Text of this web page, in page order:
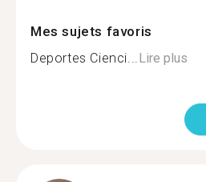
Mes sujets favoris
Deportes Cienci...Lire plus